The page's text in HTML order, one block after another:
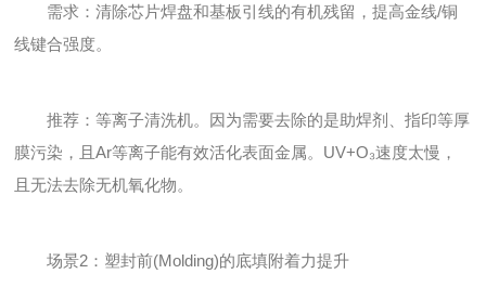
需求：清除芯片焊盘和基板引线的有机残留，提高金线/铜
线键合强度。
推荐：等离子清洗机。因为需要去除的是助焊剂、指印等厚
膜污染，且Ar等离子能有效活化表面金属。UV+O₃速度太慢，
且无法去除无机氧化物。
场景2：塑封前(Molding)的底填附着力提升